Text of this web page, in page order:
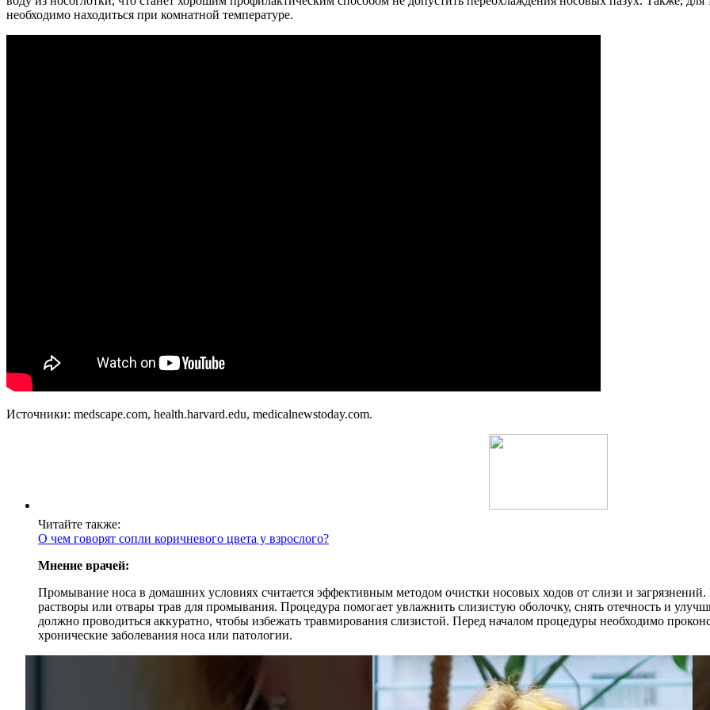
необходимо находиться при комнатной температуре.
Источники: medscape.com, health.harvard.edu, medicalnewstoday.com.
Читайте также:
О чем говорят сопли коричневого цвета у взрослого?
Мнение врачей:
Промывание носа в домашних условиях считается эффективным методом очистки носовых ходов от слизи и
растворы или отвары трав для промывания. Процедура помогает увлажнить слизистую оболочку, снять отечность и
должно проводиться аккуратно, чтобы избежать травмирования слизистой. Перед началом процедуры необходимо
хронические заболевания носа или патологии.